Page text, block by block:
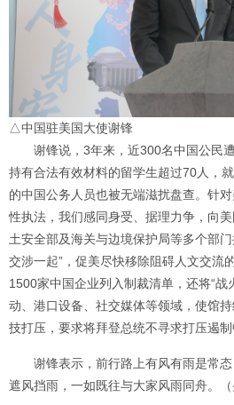
△中国驻美国大使谢锋
谢锋说，3年来，近300名中国公民遭
持有合法有效材料的留学生超过70人，
的中国公务人员也被无端滋扰盘查。针
性执法，我们感同身受、据理力争，向
土安全部及海关与边境保护局等多个部门
交涉一起”，促美尽快移除阻碍人文交流
1500家中国企业列入制裁清单，还将“战
动、港口设备、社交媒体等领域，使馆
技打压，要求将拜登总统不寻求打压遏制
谢锋表示，前行路上有风有雨是常态
遮风挡雨，一如既往与大家风雨同舟。（